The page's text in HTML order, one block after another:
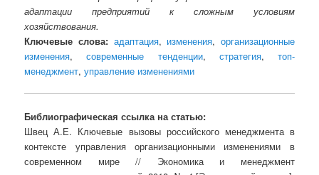
адаптации предприятий к сложным условиям
хозяйствования.
Ключевые слова: адаптация, изменения, организационные
изменения,современные тенденции, стратегия, топ-
менеджмент,управление изменениями
Библиографическая ссылка на статью:
Швец А.Е. Ключевые вызовы российского менеджмента в
контексте управления организационными изменениями в
современном мире // Экономика и менеджмент